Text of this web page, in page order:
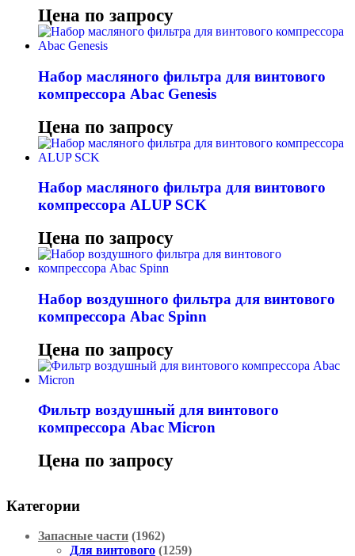
Цена по запросу
Набор масляного фильтра для винтового
компрессора Abac Genesis
Цена по запросу
Набор масляного фильтра для винтового
компрессора ALUP SCK
Цена по запросу
Набор воздушного фильтра для винтового
компрессора Abac Spinn
Цена по запросу
Фильтр воздушный для винтового
компрессора Abac Micron
Цена по запросу
Категории
Запасные части (1962)
Для винтового (1259)